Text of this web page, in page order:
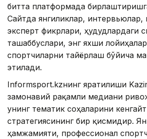
битта платформада
Сайтда янгиликлар, интервьюлар,
эксперт фикрлари, ҳудудлардаги
ташаббуслари, энг яхши
спортчиларни тайёрлаш бўйича
этилади.
Informsport.kzнинг яратилиши
замонавий рақамли медиани
унинг тематик соҳаларини
стратегиясининг бир қисмидир.
ҳамжамияти, профессионал